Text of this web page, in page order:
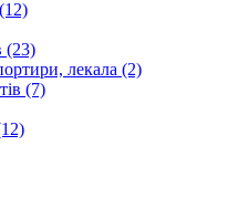
(23)
лекала (2)
(7)